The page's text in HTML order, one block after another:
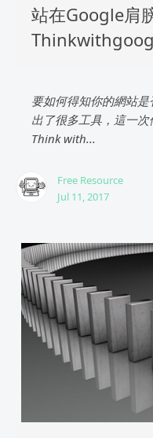
站在Google肩
要如何得知你的網站
出了很多工具，這一
Think with...
Free Resource
Jul 11, 2017